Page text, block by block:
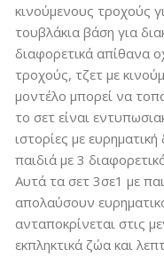
κινούμενους τροχούς
τουβλάκια βάση για
διαφορετικά απίθανα
τροχούς, τζετ με
μοντέλο μπορεί να
το σετ είναι
ιστορίες με
παιδιά με 3
Αυτά τα σετ 3σε1 με
απολαύσουν
ανταποκρίνεται στις
εκπληκτικά ζώα και